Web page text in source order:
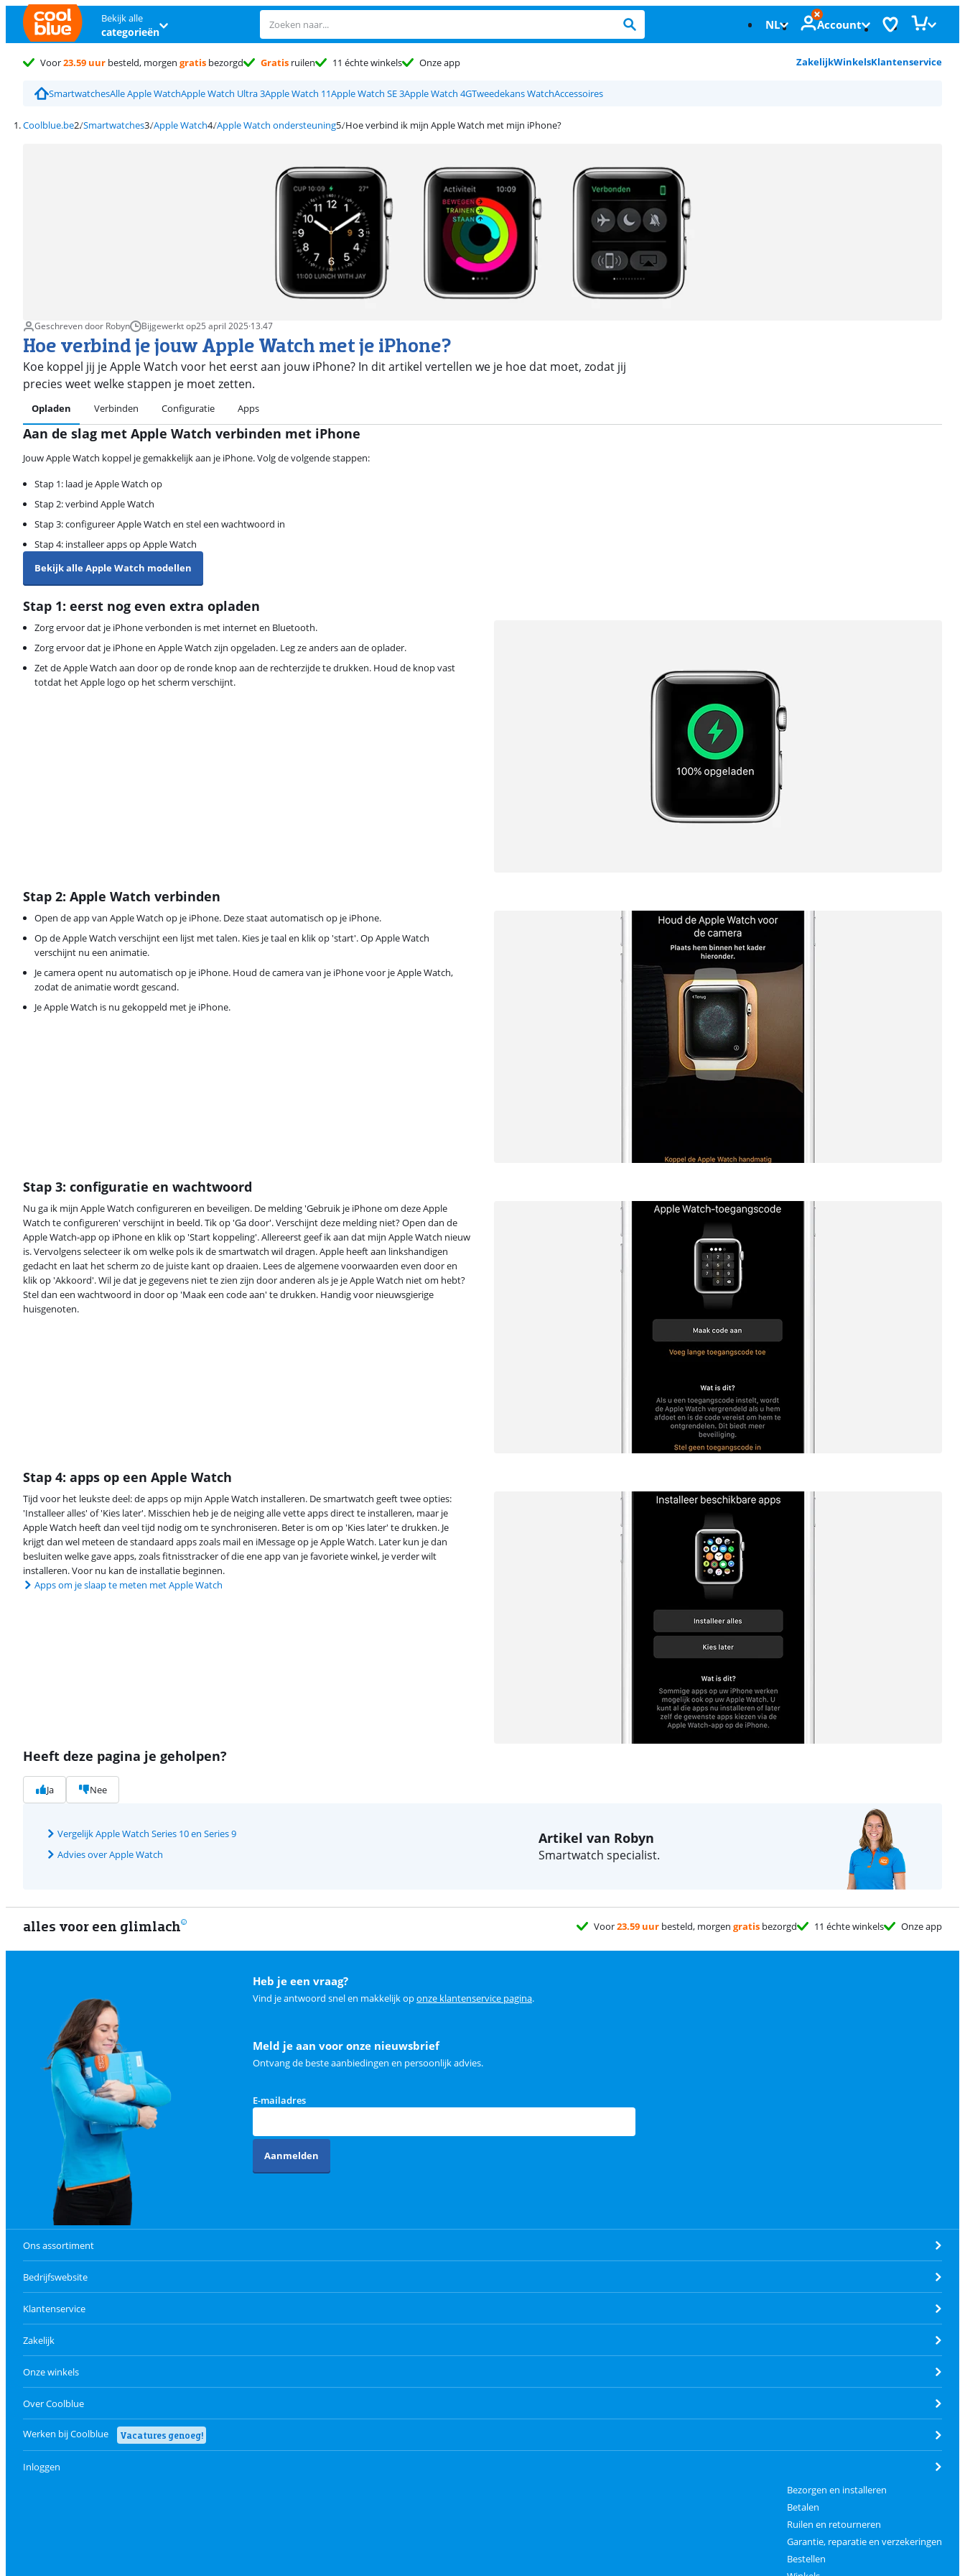
Bekijk alle
categorieën NL Account
Voor23.59 uur besteld, morgen gratis bezorgd Gratis ruilen 11 échte winkels Onze app ZakelijkWinkelsKlantenservice
SmartwatchesAlle Apple WatchApple Watch Ultra 3Apple Watch 11Apple Watch SE 3Apple Watch 4GTweedekans WatchAccessoires
Coolblue.be Smartwatches Apple Watch Apple Watch ondersteuning Hoe verbind ik mijn Apple Watch met mijn iPhone?
Geschreven door Robyn Bijgewerkt op25 april 2025·13.47
Hoe verbind je jouw Apple Watch met je iPhone?
Koe koppel jij je Apple Watch voor het eerst aan jouw iPhone? In dit artikel vertellen we je hoe dat moet, zodat jij
precies weet welke stappen je moet zetten.
Opladen Verbinden Configuratie Apps
Aan de slag met Apple Watch verbinden met iPhone
Jouw Apple Watch koppel je gemakkelijk aan je iPhone. Volg de volgende stappen:
Stap 1: laad je Apple Watch op
Stap 2: verbind Apple Watch
Stap 3: configureer Apple Watch en stel een wachtwoord in
Stap 4: installeer apps op Apple Watch
Bekijk alle Apple Watch modellen
Stap 1: eerst nog even extra opladen
Zorg ervoor dat je iPhone verbonden is met internet en Bluetooth.
Zorg ervoor dat je iPhone en Apple Watch zijn opgeladen. Leg ze anders aan de oplader.
Zet de Apple Watch aan door op de ronde knop aan de rechterzijde te drukken. Houd de knop vast
totdat het Apple logo op het scherm verschijnt.
Stap 2: Apple Watch verbinden
Open de app van Apple Watch op je iPhone. Deze staat automatisch op je iPhone.
Op de Apple Watch verschijnt een lijst met talen. Kies je taal en klik op 'start'. Op Apple Watch
verschijnt nu een animatie.
Je camera opent nu automatisch op je iPhone. Houd de camera van je iPhone voor je Apple Watch,
zodat de animatie wordt gescand.
Je Apple Watch is nu gekoppeld met je iPhone.
Stap 3: configuratie en wachtwoord
Nu ga ik mijn Apple Watch configureren en beveiligen. De melding 'Gebruik je iPhone om deze Apple
Watch te configureren' verschijnt in beeld. Tik op 'Ga door'. Verschijnt deze melding niet? Open dan de
Apple Watch-app op iPhone en klik op 'Start koppeling'. Allereerst geef ik aan dat mijn Apple Watch nieuw
is. Vervolgens selecteer ik om welke pols ik de smartwatch wil dragen. Apple heeft aan linkshandigen
gedacht en laat het scherm zo de juiste kant op draaien. Lees de algemene voorwaarden even door en
klik op 'Akkoord'. Wil je dat je gegevens niet te zien zijn door anderen als je je Apple Watch niet om hebt?
Stel dan een wachtwoord in door op 'Maak een code aan' te drukken. Handig voor nieuwsgierige
huisgenoten.
Stap 4: apps op een Apple Watch
Tijd voor het leukste deel: de apps op mijn Apple Watch installeren. De smartwatch geeft twee opties:
'Installeer alles' of 'Kies later'. Misschien heb je de neiging alle vette apps direct te installeren, maar je
Apple Watch heeft dan veel tijd nodig om te synchroniseren. Beter is om op 'Kies later' te drukken. Je
krijgt dan wel meteen de standaard apps zoals mail en iMessage op je Apple Watch. Later kun je dan
besluiten welke gave apps, zoals fitnisstracker of die ene app van je favoriete winkel, je verder wilt
installeren. Voor nu kan de installatie beginnen.
Apps om je slaap te meten met Apple Watch
Heeft deze pagina je geholpen?
Ja Nee
Vergelijk Apple Watch Series 10 en Series 9
Advies over Apple Watch
Artikel van Robyn
Smartwatch specialist.
alles voor een glimlach Voor23.59 uur besteld, morgen gratis bezorgd 11 échte winkels Onze app
Heb je een vraag?
Vind je antwoord snel en makkelijk oponze klantenservice pagina.
Meld je aan voor onze nieuwsbrief
Ontvang de beste aanbiedingen en persoonlijk advies.
E-mailadres
Aanmelden
Ons assortiment
Bedrijfswebsite
Klantenservice
Zakelijk
Onze winkels
Over Coolblue
Werken bij Coolblue Vacatures genoeg!
Inloggen
Bezorgen en installeren
Betalen
Ruilen en retourneren
Garantie, reparatie en verzekeringen
Bestellen